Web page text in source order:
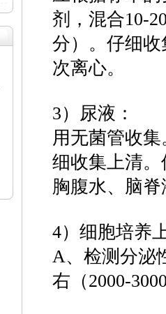
剂，混合10-
分）。仔细
次离心。
3）尿液：
用无菌管收集
细收集上清
胸腹水、脑
4）细胞培养
A、检测分泌
右（2000-